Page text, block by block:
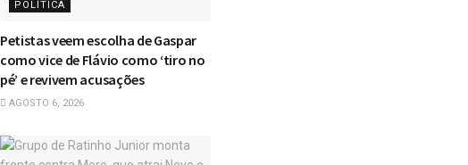
POLÍTICA
Petistas veem escolha de Gaspar
como vice de Flávio como ‘tiro no
pé’ e revivem acusações
AGOSTO 6, 2026